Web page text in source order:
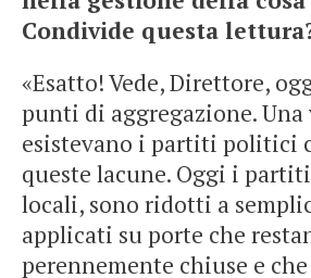
Condivide questa
«Esatto! Vede, Direttore,
punti di aggregazione. Una
esistevano i partiti politici
queste lacune. Oggi i
locali, sono ridotti a
applicati su porte che
perennemente chiuse e